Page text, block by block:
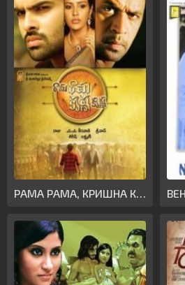
РАМА РАМА, КРИШНА КРИШНА(2010)